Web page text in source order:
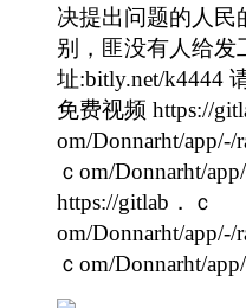
决提出问题的人民
别，匪没有人给发
址:bitly.net/k4444
免费视频 https://
om/Donnarht/app/-/
ｃom/Donnarht/
https://gitlab．ｃ
om/Donnarht/app/-/
ｃom/Donnarht/